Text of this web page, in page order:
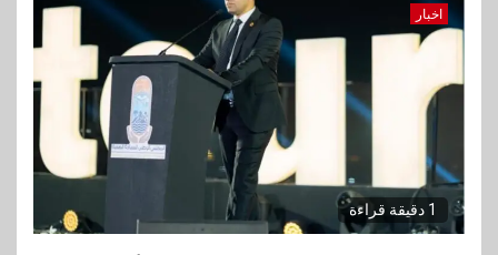
اخبار
1 دقيقة قراءة